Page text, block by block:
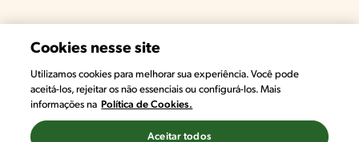
#CHAMANUTRI
CONVERSE COM UMA NUTRICIONISTA E
TIRE AS SUAS DÚVIDAS
Cookies nesse site
Utilizamos cookies para melhorar sua experiência. Você pode
aceitá-los, rejeitar os não essenciais ou configurá-los. Mais
informações na Política de Cookies.
Aceitar todos